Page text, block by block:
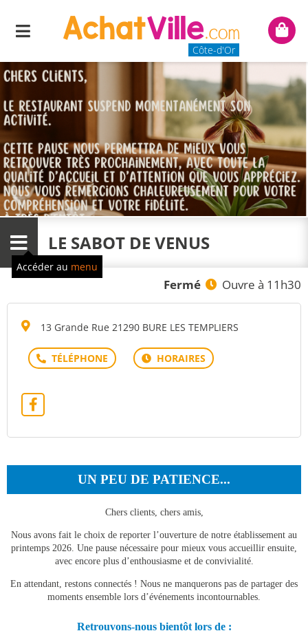
Menu
Côte-d'Or
Mon
Menu LE SABOT DE VENUS
Fermé Ouvre à 11h30
13 Grande Rue 21290 BURE LES TEMPLIERS
Accéder au menu
UN PEU DE PATIENCE...
Chers clients, chers amis,
Nous avons fait le choix de reporter l’ouverture de notre établissement au
printemps 2026. Une pause nécessaire pour mieux vous accueillir ensuite,
avec encore plus d’enthousiasme et de convivialité.
En attendant, restons connectés ! Nous ne manquerons pas de partager des
moments ensemble lors d’événements incontournables.
Retrouvons-nous bientôt lors de :